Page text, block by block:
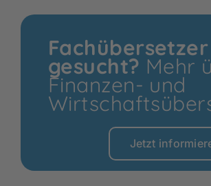
Fachübersetzer
gesucht? Mehr
Finanzen- und
Jetzt